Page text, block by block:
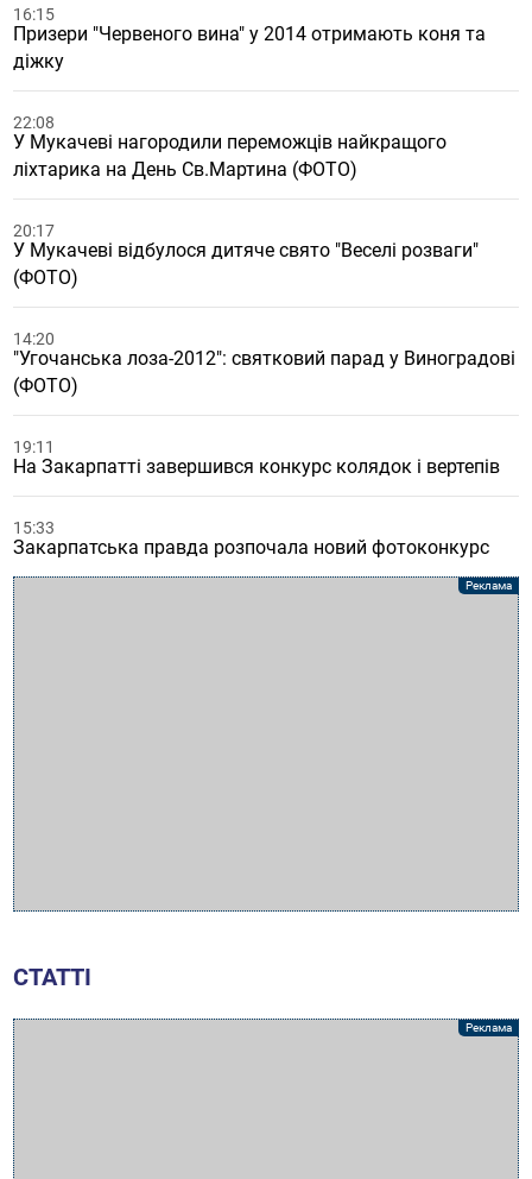
16:15
Призери "Червеного вина" у 2014 отримають коня та
діжку
22:08
У Мукачеві нагородили переможців найкращого
ліхтарика на День Св.Мартина (ФОТО)
20:17
У Мукачеві відбулося дитяче свято "Веселі розваги"
(ФОТО)
14:20
"Угочанська лоза-2012": святковий парад у Виноградові
(ФОТО)
19:11
На Закарпатті завершився конкурс колядок і вертепів
15:33
Закарпатська правда розпочала новий фотоконкурс
СТАТТІ